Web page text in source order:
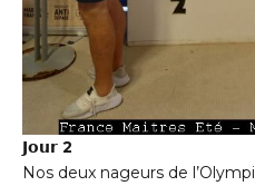
𝗝𝗼𝘂𝗿 2
Nos deux nageurs de